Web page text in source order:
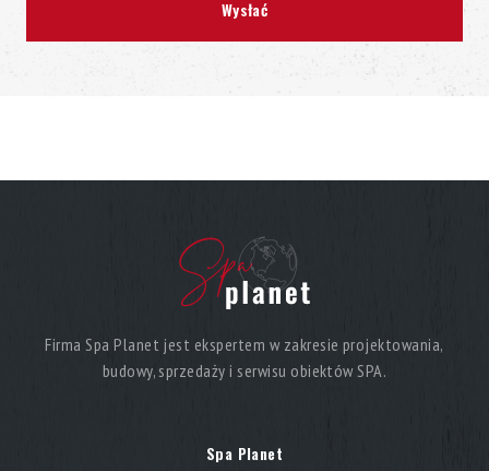
Firma Spa Planet jest ekspertem w zakresie projektowania,
budowy, sprzedaży i serwisu obiektów SPA.
Spa Planet